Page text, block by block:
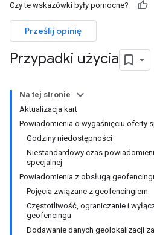
Czy te wskazówki były pomocne?
Prześlij opinię
Przypadki użycia
Na tej stronie
Aktualizacja kart
Powiadomienia o wygaśnięciu oferty
Godziny niedostępności
Niestandardowy czas
specjalnej
Powiadomienia z obsługą
Pojęcia związane z geofencingiem
Częstotliwość, ograniczanie i
geofencingu
Dodawanie danych geolokalizacji